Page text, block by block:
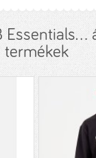
Essentials...
termékek